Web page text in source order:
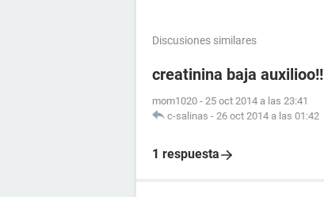
Discusiones similares
creatinina baja auxilioo!!
mom1020 - 25 oct 2014 a las 23:41
c-salinas - 26 oct 2014 a las 01:42
1 respuesta